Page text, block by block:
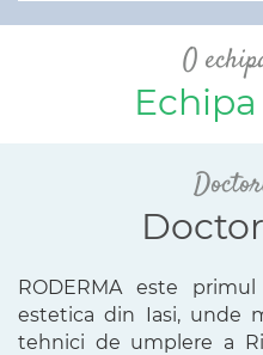
O
RODERMA este
estetica din Iasi, unde
tehnici de umplere a